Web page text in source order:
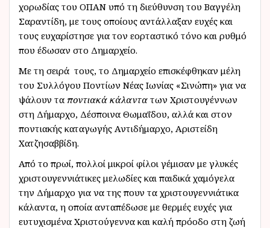
χορωδίας του ΟΠΑΝ υπό τη διεύθυνση του Βαγγέλη
Σαραντίδη, με τους οποίους αντάλλαξαν ευχές και
τους ευχαρίστησε για τον εορταστικό τόνο και ρυθμό
που έδωσαν στο Δημαρχείο.
Με τη σειρά τους, το Δημαρχείο επισκέφθηκαν μέλη
του Συλλόγου Ποντίων Νέας Ιωνίας «Σινώπη» για να
ψάλουν τα ποντιακά κάλαντα των Χριστουγέννων
στη Δήμαρχο, Δέσποινα Θωμαΐδου, αλλά και στον
ποντιακής καταγωγής Αντιδήμαρχο, Αριστείδη
Χατζησαββίδη.
Από το πρωί, πολλοί μικροί φίλοι γέμισαν με γλυκές
χριστουγεννιάτικες μελωδίες και παιδικά χαμόγελα
την Δήμαρχο για να της πουν τα χριστουγεννιάτικα
κάλαντα, η οποία ανταπέδωσε με θερμές ευχές για
ευτυχισμένα Χριστούγεννα και καλή πρόοδο στη ζωή